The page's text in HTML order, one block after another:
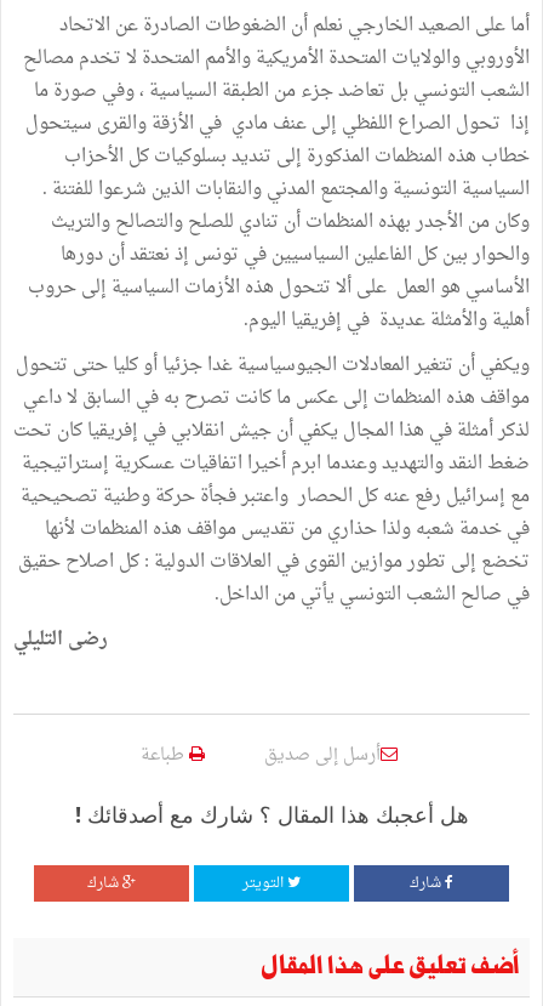
أما على الصعيد الخارجي نعلم أن الضغوطات الصادرة عن الاتحاد
الأوروبي والولايات المتحدة الأمريكية والأمم المتحدة لا تخدم مصالح
الشعب التونسي بل تعاضد جزء من الطبقة السياسية ، وفي صورة ما
إذا تحول الصراع اللفظي إلى عنف مادي في الأزقة والقرى سيتحول
خطاب هذه المنظمات المذكورة إلى تنديد بسلوكيات كل الأحزاب
السياسية التونسية والمجتمع المدني والنقابات الذين شرعوا للفتنة .
وكان من الأجدر بهذه المنظمات أن تنادي للصلح والتصالح والتريث
والحوار بين كل الفاعلين السياسيين في تونس إذ نعتقد أن دورها
الأساسي هو العمل على ألا تتحول هذه الأزمات السياسية إلى حروب
أهلية والأمثلة عديدة في إفريقيا اليوم.
ويكفي أن تتغير المعادلات الجيوسياسية غدا جزئيا أو كليا حتى تتحول
مواقف هذه المنظمات إلى عكس ما كانت تصرح به في السابق لا داعي
لذكر أمثلة في هذا المجال يكفي أن جيش انقلابي في إفريقيا كان تحت
ضغط النقد والتهديد وعندما ابرم أخيرا اتفاقيات عسكرية إستراتيجية
مع إسرائيل رفع عنه كل الحصار واعتبر فجأة حركة وطنية تصحيحية
في خدمة شعبه ولذا حذاري من تقديس مواقف هذه المنظمات لأنها
تخضع إلى تطور موازين القوى في العلاقات الدولية : كل اصلاح حقيق
في صالح الشعب التونسي يأتي من الداخل.
رضى التليلي
أرسل إلى صديق طباعة
هل أعجبك هذا المقال ؟ شارك مع أصدقائك !
شارك التويتر شارك
أضف تعليق على هذا المقال